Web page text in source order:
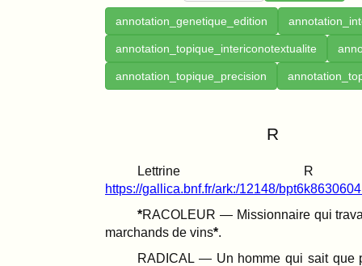
annotation_genetique_edition
annotation_topique_intericonotextualite
annotation_topique_precision
R
Lettrine
https://gallica.bnf.fr/ark:/12148/
RACOLEUR — Missionnaire qui
marchands de vins .
RADICAL — Un homme qui sait que